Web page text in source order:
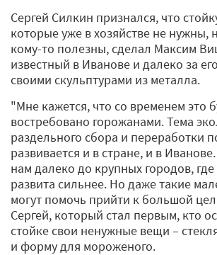
Сергей Силкин признался, что
которые уже в хозяйстве не нужны,
кому-то полезны, сделал Максим
известный в Иванове и далеко за
своими скульптурами из металла.
"Мне кажется, что со временем это
востребовано горожанами. Тема
раздельного сбора и переработки
развивается и в стране, и в
нам далеко до крупных городов, где
развита сильнее. Но даже такие
могут помочь прийти к большой
Сергей, который стал первым, кто
стойке свои ненужные вещи –
и форму для мороженого.